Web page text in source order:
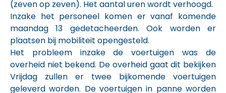
(zeven op zeven). Het aantal uren wordt verhoogd.
Inzake het personeel komen er vanaf komende
maandag 13 gedetacheerden. Ook worden er
plaatsen bij mobiliteit opengesteld.
Het probleem inzake de voertuigen was de
overheid niet bekend. De overheid gaat dit bekijken
Vrijdag zullen er twee bijkomende voertuigen
geleverd worden. De voertuigen in panne worden